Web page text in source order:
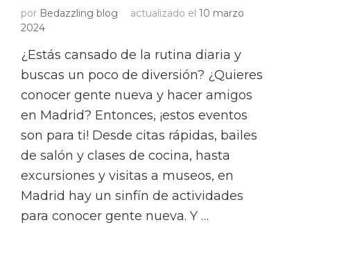
por Bedazzling blog actualizado el 10 marzo
2024
¿Estás cansado de la rutina diaria y
buscas un poco de diversión? ¿Quieres
conocer gente nueva y hacer amigos
en Madrid? Entonces, ¡estos eventos
son para ti! Desde citas rápidas, bailes
de salón y clases de cocina, hasta
excursiones y visitas a museos, en
Madrid hay un sinfín de actividades
para conocer gente nueva. Y …